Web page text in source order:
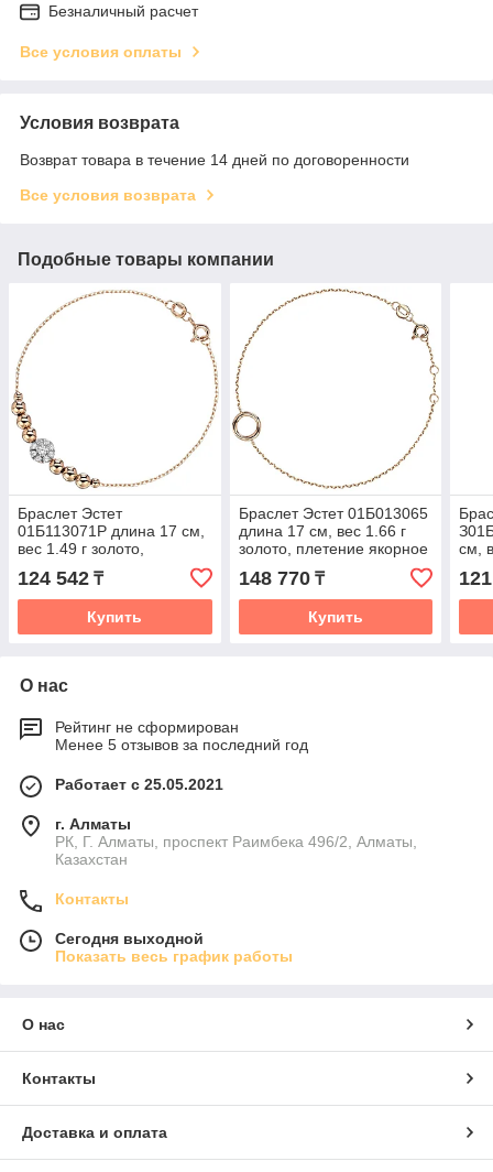
Безналичный расчет
Все условия оплаты
Условия возврата
Возврат товара в течение 14 дней по договоренности
Все условия возврата
Подобные товары компании
Браслет Эстет
01Б113071Р длина 17 см,
вес 1.49 г золото,
плетение якорное
124 542 ₸
Купить
Браслет Эстет 01Б013065
длина 17 см, вес 1.66 г
золото, плетение якорное
148 770₸
Купить
см,
О нас
Рейтинг не сформирован
Менее 5 отзывов за последний год
Работает с 25.05.2021
г. Алматы
РК, Г. Алматы, проспект Раимбека 496/2, Алматы,
Казахстан
Контакты
Сегодня выходной
Показать весь график работы
О нас
Контакты
Доставка и оплата